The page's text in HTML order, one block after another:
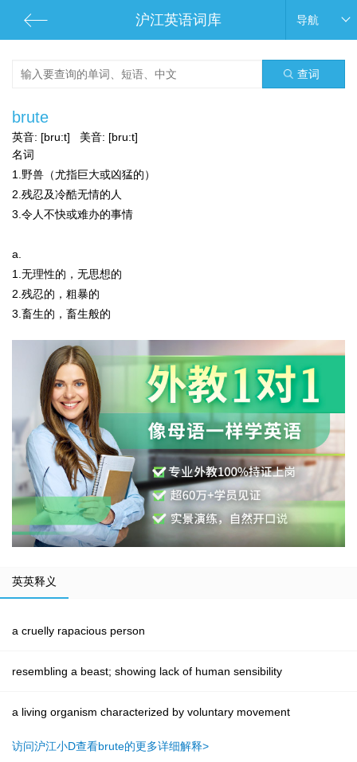
沪江英语词库 导航
查词
brute
英音: [bru:t] 美音: [bru:t]
名词
1.野兽（尤指巨大或凶猛的）
2.残忍及冷酷无情的人
3.令人不快或难办的事情
a.
1.无理性的，无思想的
2.残忍的，粗暴的
3.畜生的，畜生般的
英英释义
a cruelly rapacious person
resembling a beast; showing lack of human sensibility
a living organism characterized by voluntary movement
访问沪江小D查看brute的更多详细解释>